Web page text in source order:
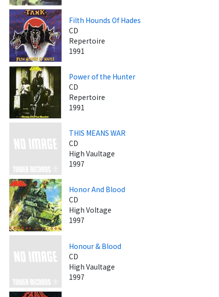
Filth Hounds Of Hades
CD
Repertoire
1991
Power of the Hunter
CD
Repertoire
1991
THIS MEANS WAR
CD
High Vaultage
1997
Honor And Blood
CD
High Voltage
1997
Honour & Blood
CD
High Vaultage
1997